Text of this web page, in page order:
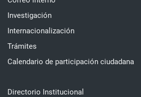
Investigación
Internacionalización
Trámites
Calendario de participación ciudadana
Directorio Institucional